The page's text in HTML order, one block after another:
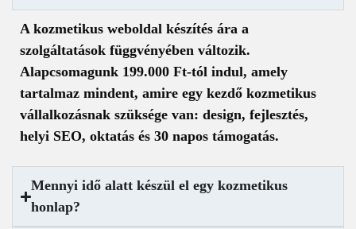
A kozmetikus weboldal készítés ára a
szolgáltatások függvényében változik.
Alapcsomagunk 199.000 Ft-tól indul, amely
tartalmaz mindent, amire egy kezdő kozmetikus
vállalkozásnak szüksége van: design, fejlesztés,
helyi SEO, oktatás és 30 napos támogatás.
Mennyi idő alatt készül el egy kozmetikus
honlap?